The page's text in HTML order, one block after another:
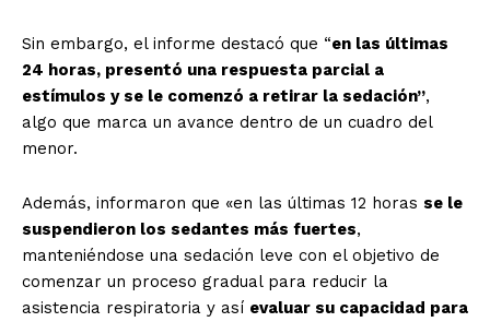
Sin embargo, el informe destacó que “en las últimas
24 horas, presentó una respuesta parcial a
estímulos y se le comenzó a retirar la sedación”,
algo que marca un avance dentro de un cuadro del
menor.
Además, informaron que «en las últimas 12 horas se le
suspendieron los sedantes más fuertes,
manteniéndose una sedación leve con el objetivo de
comenzar un proceso gradual para reducir la
asistencia respiratoria y así evaluar su capacidad para